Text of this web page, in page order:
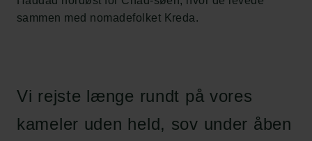
sammen med nomadefolket Kreda.
Vi rejste længe rundt på vores
kameler uden held, sov under åben